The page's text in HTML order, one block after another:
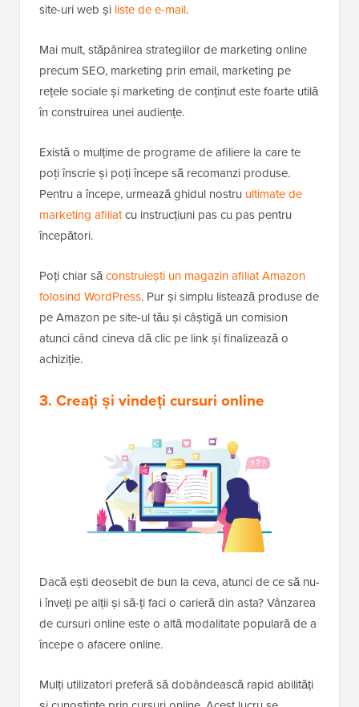
site-uri web și liste de e-mail.
Mai mult, stăpânirea strategiilor de marketing online
precum SEO, marketing prin email, marketing pe
rețele sociale și marketing de conținut este foarte utilă
în construirea unei audiențe.
Există o mulțime de programe de afiliere la care te
poți înscrie și poți începe să recomanzi produse.
Pentru a începe, urmează ghidul nostru ultimate de
marketing afiliatcu instrucțiuni pas cu pas pentru
începători.
Poți chiar săconstruiești un magazin afiliat Amazon
folosind WordPress. Pur și simplu listează produse de
pe Amazon pe site-ul tău și câștigă un comision
atunci când cineva dă clic pe link și finalizează o
achiziție.
3. Creați și vindeți cursuri online
Dacă ești deosebit de bun la ceva, atunci de ce să nu-
i înveți pe alții și să-ți faci o carieră din asta? Vânzarea
de cursuri online este o altă modalitate populară de a
începe o afacere online.
Mulți utilizatori preferă să dobândească rapid abilități